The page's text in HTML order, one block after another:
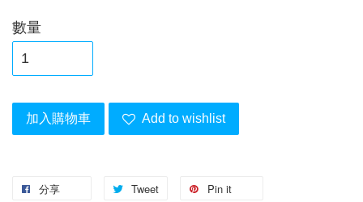
數量
加入購物車 Add to wishlist
分享 Tweet Pin it